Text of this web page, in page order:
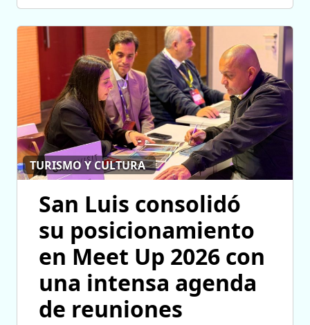
TURISMO Y CULTURA
San Luis consolidó
su posicionamiento
en Meet Up 2026 con
una intensa agenda
de reuniones